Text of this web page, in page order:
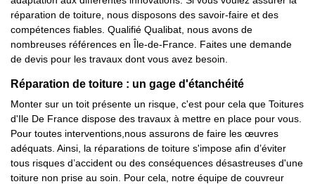
réparation de toiture, nous disposons des savoir-faire et des
compétences fiables. Qualifié Qualibat, nous avons de
nombreuses références en Île-de-France. Faites une demande
de devis pour les travaux dont vous avez besoin.
Réparation de toiture : un gage d'étanchéité
Monter sur un toit présente un risque, c'est pour cela que Toitures
d'Ile De France dispose des travaux à mettre en place pour vous.
Pour toutes interventions,nous assurons de faire les œuvres
adéquats. Ainsi, la réparations de toiture s'impose afin d’éviter
tous risques d’accident ou des conséquences désastreuses d'une
toiture non prise au soin. Pour cela, notre équipe de couvreur